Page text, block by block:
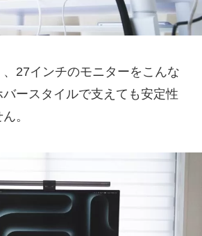
27インチのモニターをこんな
ースタイルで支えても安定性
。